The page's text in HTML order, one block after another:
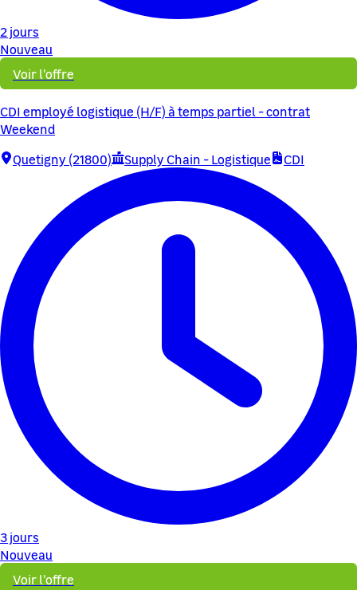
2 jours
Nouveau
Voir l'offre
CDI employé logistique (H/F) à temps partiel - contrat
Weekend
Quetigny (21800)
Supply Chain - Logistique CDI
3 jours
Nouveau
Voir l'offre